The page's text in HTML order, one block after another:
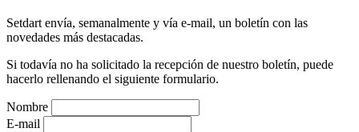
Setdart envía, semanalmente y vía e-mail, un boletín con las
novedades más destacadas.
Si todavía no ha solicitado la recepción de nuestro boletín, puede
hacerlo rellenando el siguiente formulario.
Nombre
E-mail